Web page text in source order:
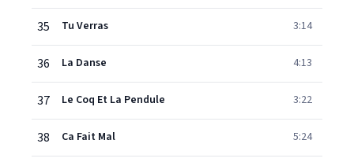
35 Tu Verras 3:14
36 La Danse 4:13
37 Le Coq Et La Pendule 3:22
38 Ca Fait Mal 5:24